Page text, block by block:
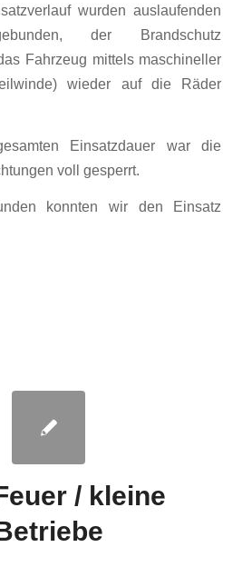
wurden auslaufenden
der Brandschutz
Fahrzeug mittels maschineller
wieder auf die Räder
Einsatzdauer war die
voll gesperrt.
konnten wir den Einsatz
/ kleine